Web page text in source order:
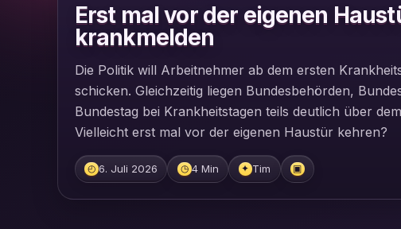
Erst mal vor der eigenen
krankmelden
Die Politik will Arbeitnehmer ab dem ersten
schicken. Gleichzeitig liegen Bundesbehörden,
Bundestag bei Krankheitstagen teils deutlich über
Vielleicht erst mal vor der eigenen Haustür kehren?
◴ 6. Juli 2026 ◷ 4 Min ✦ Tim ▣